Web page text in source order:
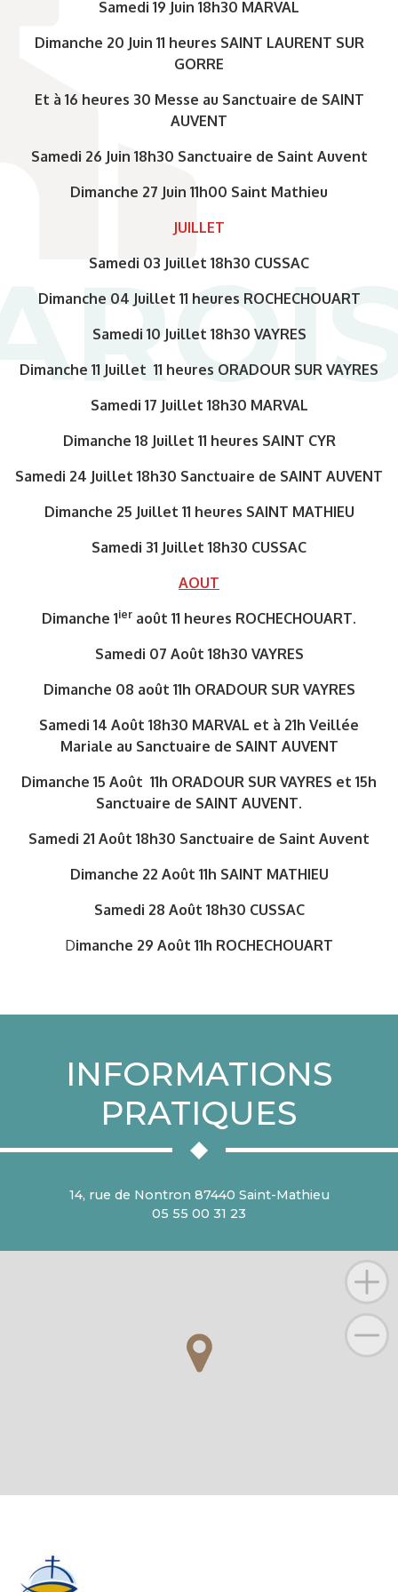
Samedi 19 Juin 18h30 MARVAL
Dimanche 20 Juin 11 heures SAINT LAURENT SUR
GORRE
Et à 16 heures 30 Messe au Sanctuaire de SAINT
AUVENT
Samedi 26 Juin 18h30 Sanctuaire de Saint Auvent
Dimanche 27 Juin 11h00 Saint Mathieu
JUILLET
Samedi 03 Juillet 18h30 CUSSAC
Dimanche 04 Juillet 11 heures ROCHECHOUART
Samedi 10 Juillet 18h30 VAYRES
Dimanche 11 Juillet 11 heures ORADOUR SUR VAYRES
Samedi 17 Juillet 18h30 MARVAL
Dimanche 18 Juillet 11 heures SAINT CYR
Samedi 24 Juillet 18h30 Sanctuaire de SAINT AUVENT
Dimanche 25 Juillet 11 heures SAINT MATHIEU
Samedi 31 Juillet 18h30 CUSSAC
AOUT
Dimanche 1ier août 11 heures ROCHECHOUART.
Samedi 07 Août 18h30 VAYRES
Dimanche 08 août 11h ORADOUR SUR VAYRES
Samedi 14 Août 18h30 MARVAL et à 21h Veillée
Mariale au Sanctuaire de SAINT AUVENT
Dimanche 15 Août 11h ORADOUR SUR VAYRES et 15h
Sanctuaire de SAINT AUVENT.
Samedi 21 Août 18h30 Sanctuaire de Saint Auvent
Dimanche 22 Août 11h SAINT MATHIEU
Samedi 28 Août 18h30 CUSSAC
Dimanche 29 Août 11h ROCHECHOUART
INFORMATIONS
PRATIQUES
14, rue de Nontron 87440 Saint-Mathieu
05 55 00 31 23